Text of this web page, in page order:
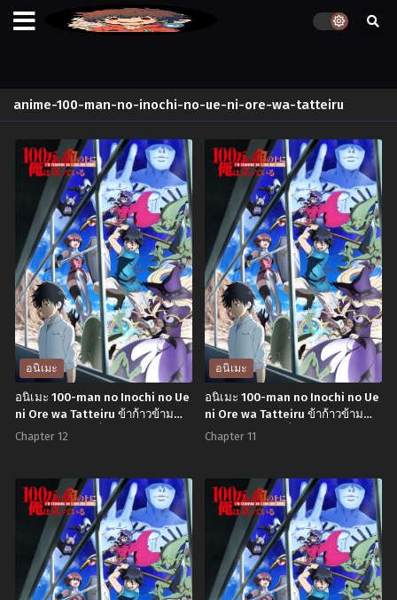
anime-100-man-no-inochi-no-ue-ni-ore-wa-tatteiru
อนิเมะ
อนิเมะ 100-man no Inochi no Ue
ni Ore wa Tatteiru ข้าก้าวข้าม
ผ่าน 1 ล้านชีวิตเพื่อพิชิตเกมมรณะ
Chapter 12
อนิเมะ
อนิเมะ 100-man no Inochi no Ue
ni Ore wa Tatteiru ข้าก้าวข้าม
ผ่าน 1 ล้านชีวิตเพื่อพิชิตเกมมรณะ
Chapter 11